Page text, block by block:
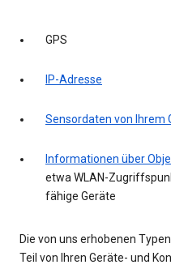
GPS
IP-Adresse
Sensordaten von Ihrem
Informationen über
etwa WLAN-
fähige Geräte
Die von uns erhobenen
Teil von Ihren Geräte- und